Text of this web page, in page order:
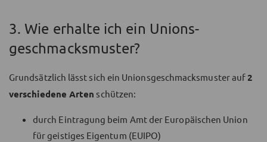
3. Wie erhalte ich ein Unions­
geschmacksmuster?
Grundsätzlich lässt sich ein Unionsgeschmacksmuster auf2
verschiedene Arten schützen:
durch Eintragung beim Amt der Europäischen Union
für geistiges Eigentum (EUIPO)